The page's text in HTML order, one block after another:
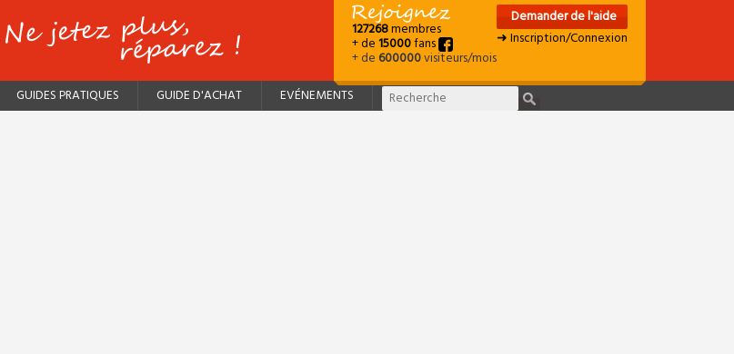
127268membres
+ de15000fans
+ de600000visiteurs/mois
Demander de l'aide
➜ Inscription/Connexion
GUIDES PRATIQUES GUIDE D'ACHAT EVÉNEMENTS